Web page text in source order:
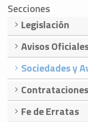
Secciones
Legislación
Avisos
Sociedades y
Contrataciones
Fe de Erratas